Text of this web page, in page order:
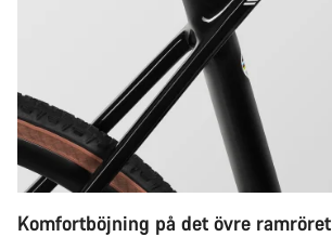
Komfortböjning på det övre ramröret